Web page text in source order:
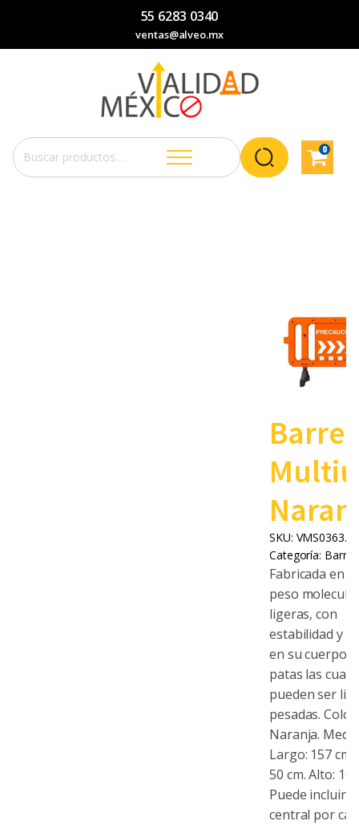
55 6283 0340
ventas@alveo.mx
Buscar
por:
0
SKU:
Categoría:
Fabricada en
peso
ligeras, con
estabilidad y
en su cuerpo,
patas las
pueden ser
pesadas. Color:
Naranja.
Largo: 157 cm.
50 cm. Alto:
Puede incluir
central por